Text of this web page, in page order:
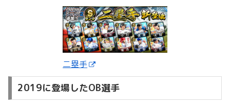
二塁手
2019に登場したOB選手